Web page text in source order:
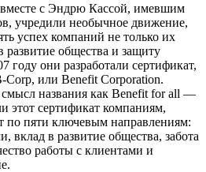
вместе с Эндрю Кассой, имевшим
учредили необычное движение,
успех компаний не только их
общества и защиту
они разработали сертификат,
Corp, или Benefit Corporation.
названия как Benefit for all —
этот сертификат компаниям,
по пяти ключевым направлениям:
вклад в развитие общества, забота
работы с клиентами и